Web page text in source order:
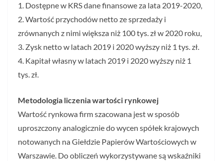
1. Dostępne w KRS dane finansowe za lata 2019-2020,
2. Wartość przychodów netto ze sprzedaży i
zrównanych z nimi większa niż 100 tys. zł w 2020 roku,
3. Zysk netto w latach 2019 i 2020 wyższy niż 1 tys. zł.
4. Kapitał własny w latach 2019 i 2020 wyższy niż 1
tys. zł.
Metodologia liczenia wartości rynkowej
Wartość rynkowa firm szacowana jest w sposób
uproszczony analogicznie do wycen spółek krajowych
notowanych na Giełdzie Papierów Wartościowych w
Warszawie. Do obliczeń wykorzystywane są wskaźniki